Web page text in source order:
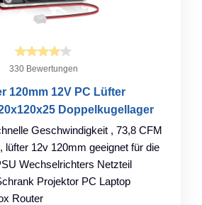
330 Bewertungen
120mm 12V PC Lüfter
Doppelkugellager
Geschwindigkeit , 73,8 CFM
lüfter 12v 120mm geeignet für die
Wechselrichters Netzteil
Projektor PC Laptop
Router